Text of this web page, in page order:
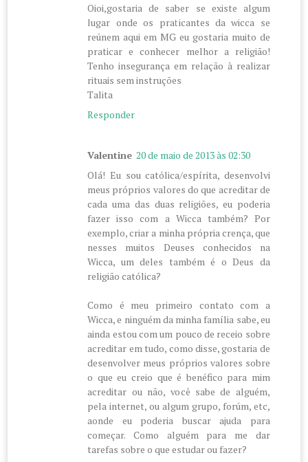
Oioi,gostaria de saber se existe algum
lugar onde os praticantes da wicca se
reúnem aqui em MG eu gostaria muito de
praticar e conhecer melhor a religião!
Tenho insegurança em relação à realizar
rituais sem instruções
Talita
Responder
Valentine 20 de maio de 2013 às 02:30
Olá! Eu sou católica/espírita, desenvolvi
meus próprios valores do que acreditar de
cada uma das duas religiões, eu poderia
fazer isso com a Wicca também? Por
exemplo, criar a minha própria crença, que
nesses muitos Deuses conhecidos na
Wicca, um deles também é o Deus da
religião católica?
Como é meu primeiro contato com a
Wicca, e ninguém da minha família sabe, eu
ainda estou com um pouco de receio sobre
acreditar em tudo, como disse, gostaria de
desenvolver meus próprios valores sobre
o que eu creio que é benéfico para mim
acreditar ou não, você sabe de alguém,
pela internet, ou algum grupo, forúm, etc,
aonde eu poderia buscar ajuda para
começar. Como alguém para me dar
tarefas sobre o que estudar ou fazer?